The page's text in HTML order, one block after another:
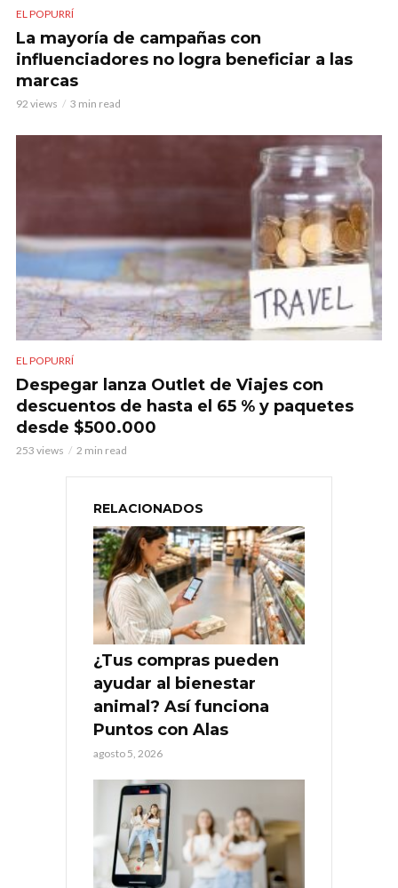
EL POPURRÍ
La mayoría de campañas con
influenciadores no logra beneficiar a las
marcas
92 views 3 min read
EL POPURRÍ
Despegar lanza Outlet de Viajes con
descuentos de hasta el 65 % y paquetes
desde $500.000
253 views 2 min read
RELACIONADOS
¿Tus compras pueden
ayudar al bienestar
animal? Así funciona
Puntos con Alas
agosto 5, 2026